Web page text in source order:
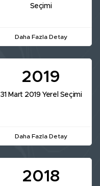
Seçimi
Daha Fazla Detay
2019
31 Mart 2019 Yerel Seçimi
Daha Fazla Detay
2018